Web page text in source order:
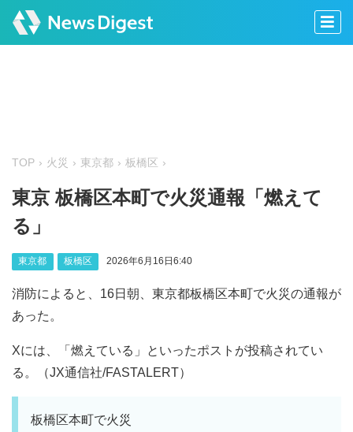
TOP 火災 東京都 板橋区
東京 板橋区本町で火災通報「燃えて
る」
東京都 板橋区 2026年6月16日6:40
消防によると、16日朝、東京都板橋区本町で火災の通報が
あった。
Xには、「燃えている」といったポストが投稿されてい
る。（JX通信社/FASTALERT）
板橋区本町で火災